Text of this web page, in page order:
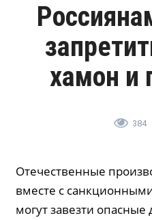
хамон и
384
Отечественные
вместе с
могут завезти